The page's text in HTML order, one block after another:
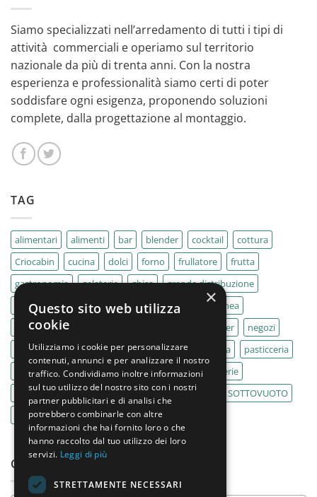
Siamo specializzati nell’arredamento di tutti i tipi di
attività commerciali e operiamo sul territorio
nazionale da più di trenta anni. Con la nostra
esperienza e professionalità siamo certi di poter
soddisfare ogni esigenza, proponendo soluzioni
complete, dalla progettazione al montaggio.
TAG
alimentari alimenti bar blender cocktail
cottura
Criocabin
cucina dolci forno frullatore
frutta
gastronomia
gelaterie ghisa
grande distribuzione
IMPASTATRICE
impastatrici kebab
La Felsinea
MACELLERIA
mixer
negozi
Outlet
pane panifici panificio paninoteca
pasticceria
pasticcerie
pescherie pizza pizzeria
pizzerie
PLANETARIA
pub ristoranti ristorazione
SOTTOVUOTO
supermercati
tavole calde tostiere
CATEGORIE PRODOTTO
×
Questo sito web utilizza
cookie
Utilizziamo i cookie per personalizzare
contenuti, annunci e per analizzare il nostro
traffico. Condividiamo inoltre informazioni
sul tuo utilizzo del nostro sito con i nostri
partner pubblicitari e di analisi che
potrebbero combinarle con altre
informazioni che hai fornito loro o che
hanno raccolto dal tuo utilizzo dei loro
servizi. Leggi di più
STRETTAMENTE NECESSARI